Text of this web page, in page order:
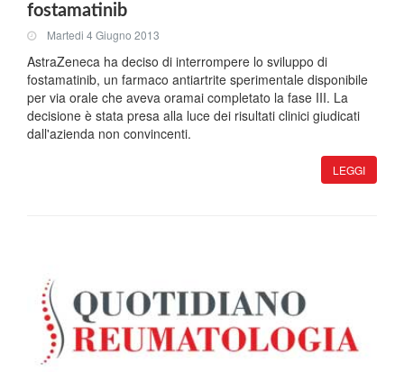
fostamatinib
Martedi 4 Giugno 2013
AstraZeneca ha deciso di interrompere lo sviluppo di
fostamatinib, un farmaco antiartrite sperimentale disponibile
per via orale che aveva oramai completato la fase III. La
decisione è stata presa alla luce dei risultati clinici giudicati
dall'azienda non convincenti.
LEGGI